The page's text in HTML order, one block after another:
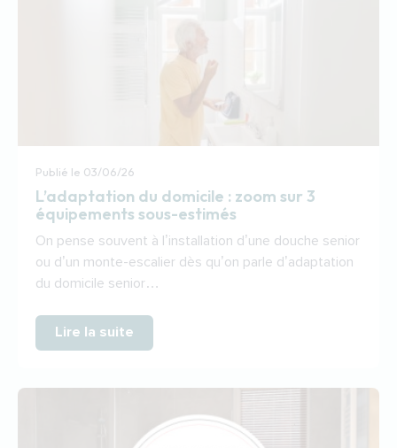
Publié le 03/06/26
L’adaptation du domicile : zoom sur 3
équipements sous-estimés
On pense souvent à l’installation d’une douche senior
ou d’un monte-escalier dès qu’on parle d’adaptation
du domicile senior…
Lire la suite